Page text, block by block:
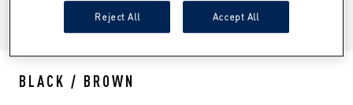
ITEM 01 (CURRENT SLIDE)
ITEM 02
BLACK / BROWN
Reject All Accept All